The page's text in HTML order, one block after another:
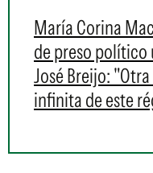
María Corina
de preso
José Breijo:
infinita de este